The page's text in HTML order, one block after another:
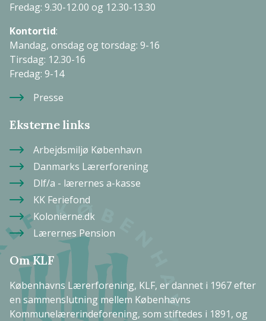
Fredag: 9.30-12.00 og 12.30-13.30
Kontortid:
Mandag, onsdag og torsdag: 9-16
Tirsdag: 12.30-16
Fredag: 9-14
Presse
Eksterne links
Arbejdsmiljø København
Danmarks Lærerforening
Dlf/a - lærernes a-kasse
KK Feriefond
Kolonierne.dk
Lærernes Pension
Om KLF
Københavns Lærerforening, KLF, er dannet i 1967 efter
en sammenslutning mellem Københavns
Kommunelærerindeforening, som stiftedes i 1891, og